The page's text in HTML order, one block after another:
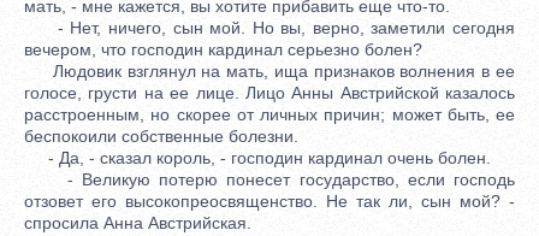
мать, - мне кажется, вы хотите прибавить еще что-то.
- Нет, ничего, сын мой. Но вы, верно, заметили сегодня
вечером, что господин кардинал серьезно болен?
Людовик взглянул на мать, ища признаков волнения в ее
голосе, грусти на ее лице. Лицо Анны Австрийской казалось
расстроенным, но скорее от личных причин; может быть, ее
беспокоили собственные болезни.
- Да, - сказал король, - господин кардинал очень болен.
- Великую потерю понесет государство, если господь
отзовет его высокопреосвященство. Не так ли, сын мой? -
спросила Анна Австрийская.